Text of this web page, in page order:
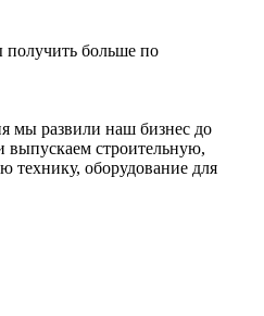
получить больше по
мы развили наш бизнес до
выпускаем строительную,
оборудование для